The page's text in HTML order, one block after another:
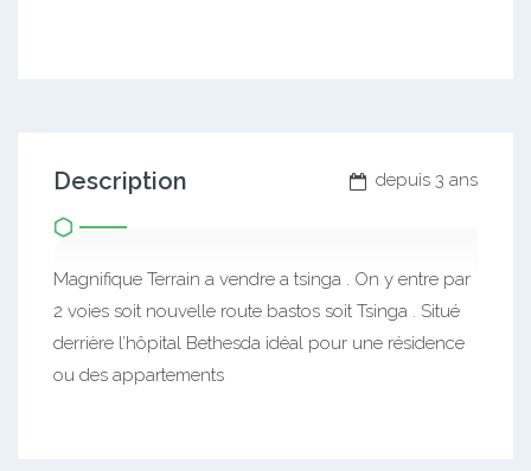
depuis 3 ans
Description
Magnifique Terrain a vendre a tsinga . On y entre par
2 voies soit nouvelle route bastos soit Tsinga . Situé
derrière l’hôpital Bethesda idéal pour une résidence
ou des appartements